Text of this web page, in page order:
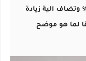
فى 1/7/2021 يضرب فى 15% وتضاف الية زيادة
لما هو موضح